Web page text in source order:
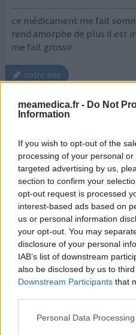
meamedica.fr - Do Not
Information
If you wish to opt-out of the
processing of your personal
targeted advertising by us,
section to confirm your
opt-out request is processed
interest-based ads based on
us or personal information
your opt-out. You may
disclosure of your personal
IAB’s list of downstream
also be disclosed by us to
Downstream Participants that
Personal Data
ce médicament me fait
rend amorphe de plus il est
me fait grossir
votre avis
Sibelium
flunarizine
Vertige - tournis
Efficacité
Quantité effets secondaires
depuis 2006, je prends
été prescrit par un
marche moins 'ivre' et en
un surmenage cognitif (j ai
diminution de la circulation